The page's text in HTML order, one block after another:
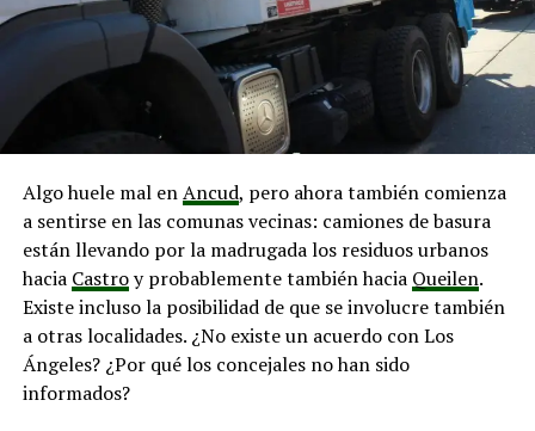
Algo huele mal enAncud, pero ahora también comienza
a sentirse en las comunas vecinas: camiones de basura
están llevando por la madrugada los residuos urbanos
hacia Castroy probablemente también hacia Queilen.
Existe incluso la posibilidad de que se involucre también
a otras localidades. ¿No existe un acuerdo con Los
Ángeles? ¿Por qué los concejales no han sido
informados?